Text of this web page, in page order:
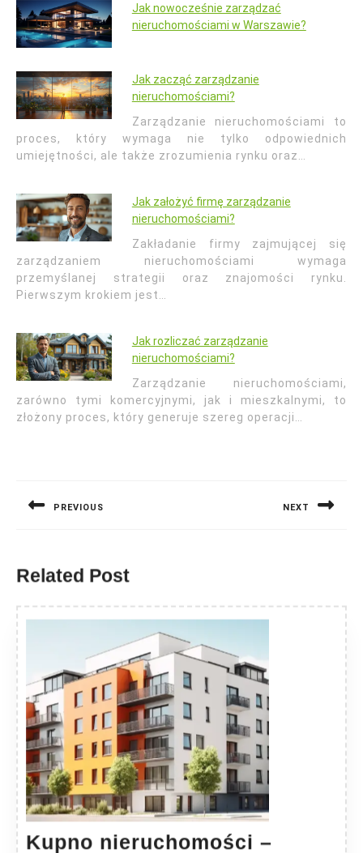
Jak nowocześnie zarządzać
nieruchomościami w Warszawie?
Jak zacząć zarządzanie
nieruchomościami?
Zarządzanie nieruchomościami to
proces, który wymaga nie tylko odpowiednich
umiejętności, ale także zrozumienia rynku oraz…
Jak założyć firmę zarządzanie
nieruchomościami?
Zakładanie firmy zajmującej się
zarządzaniem nieruchomościami wymaga
przemyślanej strategii oraz znajomości rynku.
Pierwszym krokiem jest…
Jak rozliczać zarządzanie
nieruchomościami?
Zarządzanie nieruchomościami,
zarówno tymi komercyjnymi, jak i mieszkalnymi, to
złożony proces, który generuje szereg operacji…
PREVIOUS NEXT
Related Post
Kupno nieruchomości –